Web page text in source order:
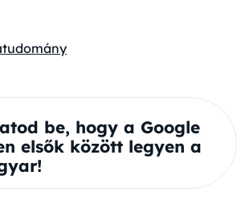
tudomány
be, hogy a Google
elsők között legyen a